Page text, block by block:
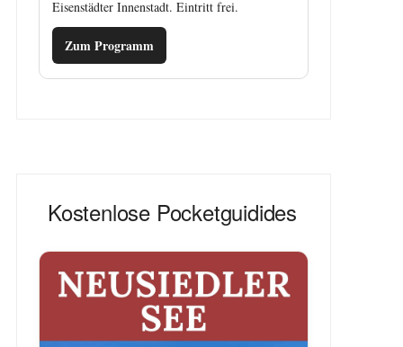
Eisenstädter Innenstadt. Eintritt frei.
Zum Programm
Kostenlose Pocketguidides